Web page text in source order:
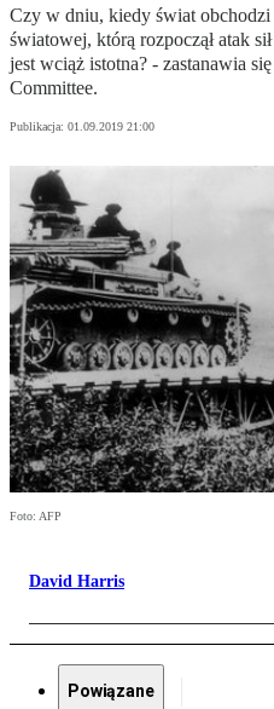
Czy w dniu, kiedy świat
światowej, którą rozpoczął atak
jest wciąż istotna? - zastanawia
Committee.
Publikacja: 01.09.2019 21:00
Foto: AFP
David Harris
Powiązane